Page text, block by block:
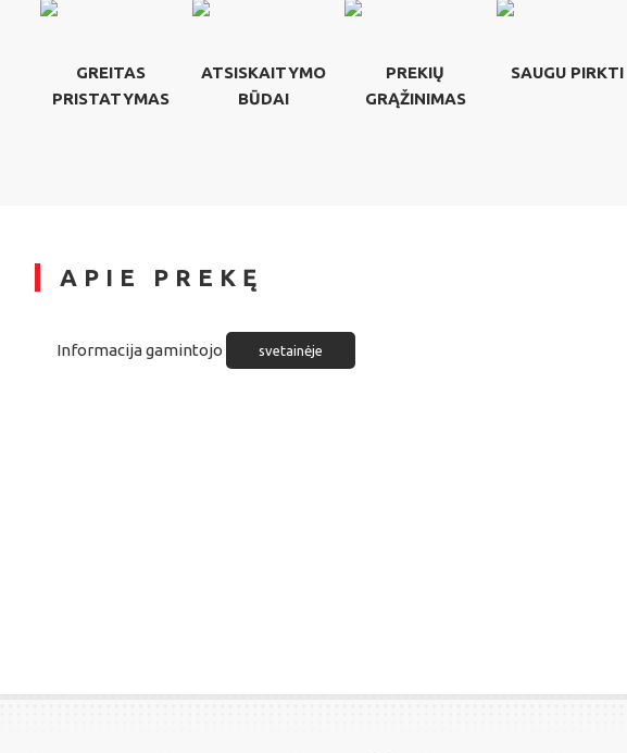
GREITAS
PRISTATYMAS
ATSISKAITYMO
BŪDAI
PREKIŲ
GRĄŽINIMAS
SAUGU PIRKTI
APIE PREKĘ
Informacija gamintojo svetainėje